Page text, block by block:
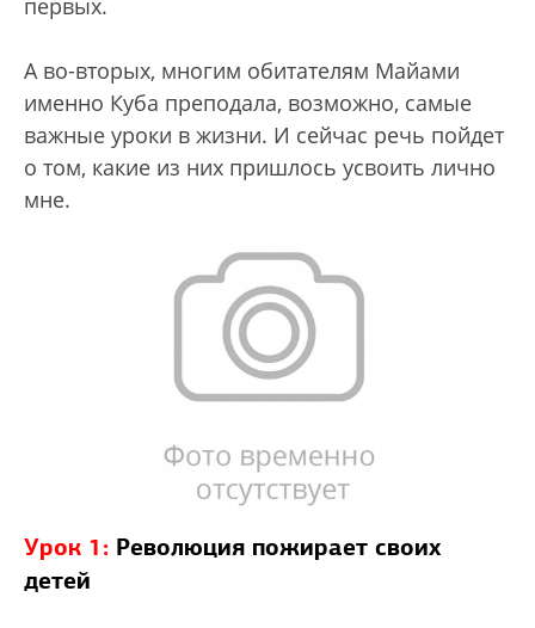
первых.
А во-вторых, многим обитателям Майами
именно Куба преподала, возможно, самые
важные уроки в жизни. И сейчас речь пойдет
о том, какие из них пришлось усвоить лично
мне.
Урок 1: Революция пожирает своих
детей